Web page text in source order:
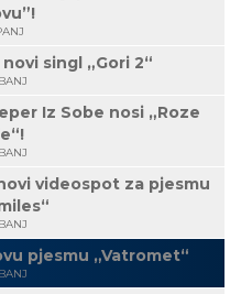
singl „Gori 2“
Iz Sobe nosi „Roze
videospot za pjesmu
pjesmu „Vatromet“